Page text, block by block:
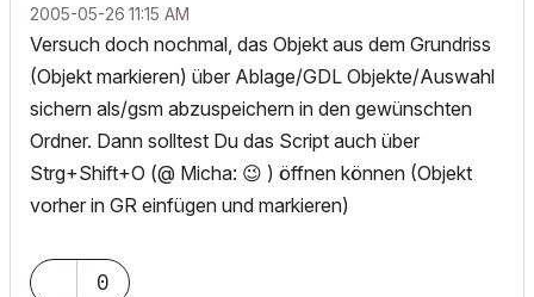
‎2005-05-26 11:15 AM
Versuch doch nochmal, das Objekt aus dem Grundriss
(Objekt markieren) über Ablage/GDL Objekte/Auswahl
sichern als/gsm abzuspeichern in den gewünschten
Ordner. Dann solltest Du das Script auch über
Strg+Shift+O (@ Micha: 😉 ) öffnen können (Objekt
vorher in GR einfügen und markieren)
0